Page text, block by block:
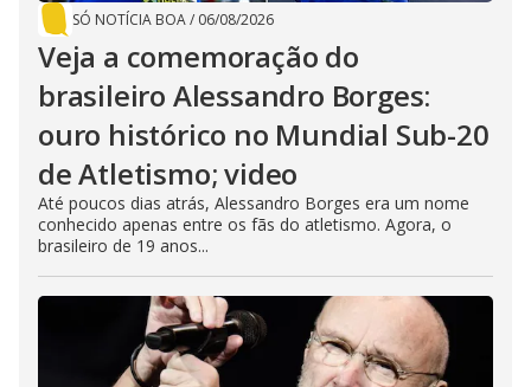
SÓ NOTÍCIA BOA/ 06/08/2026
Veja a comemoração do
brasileiro Alessandro Borges:
ouro histórico no Mundial Sub-20
de Atletismo; video
Até poucos dias atrás, Alessandro Borges era um nome
conhecido apenas entre os fãs do atletismo. Agora, o
brasileiro de 19 anos...